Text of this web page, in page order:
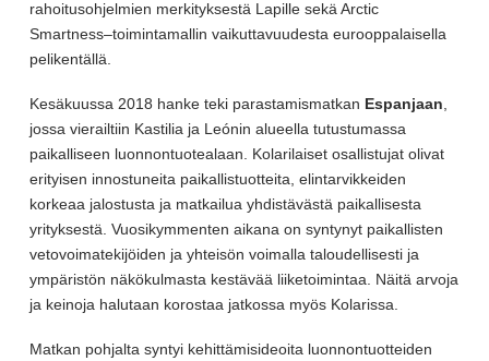
rahoitusohjelmien merkityksestä Lapille sekä Arctic
Smartness–toimintamallin vaikuttavuudesta eurooppalaisella
pelikentällä.
Kesäkuussa 2018 hanke teki parastamismatkan Espanjaan
jossa vierailtiin Kastilia ja Leónin alueella tutustumassa
paikalliseen luonnontuotealaan. Kolarilaiset osallistujat olivat
erityisen innostuneita paikallistuotteita, elintarvikkeiden
korkeaa jalostusta ja matkailua yhdistävästä paikallisesta
yrityksestä. Vuosikymmenten aikana on syntynyt paikallisten
vetovoimatekijöiden ja yhteisön voimalla taloudellisesti ja
ympäristön näkökulmasta kestävää liiketoimintaa. Näitä arvoja
ja keinoja halutaan korostaa jatkossa myös Kolarissa.
Matkan pohjalta syntyi kehittämisideoita luonnontuotteiden